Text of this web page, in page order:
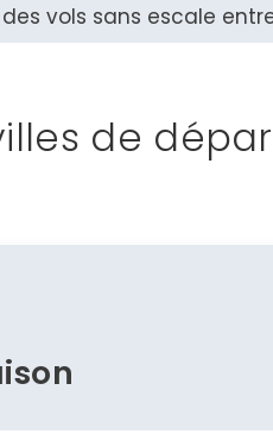
vols sans escale
de